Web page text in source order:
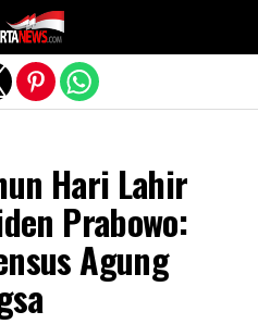
Hari Lahir
Prabowo:
Agung
version